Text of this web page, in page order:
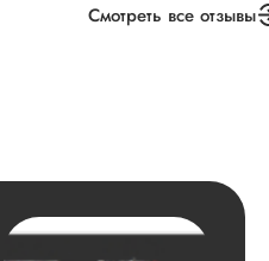
2025-03-15
Смотреть все отзывы